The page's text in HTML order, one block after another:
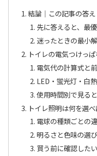
結論｜この記事の答え
先に答えると、最
迷ったときの最小解
トイレの電気つけっ
電気代の計算式と
LED・蛍光灯・白
使用時間別で見る
トイレ照明は何を選
電球の種類ごとの
明るさと色味の選
買う前に確認した